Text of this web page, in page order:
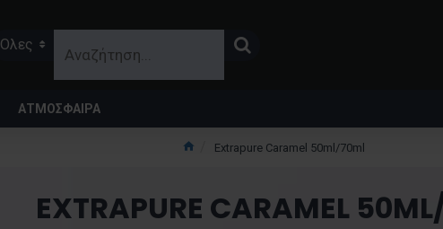
Ολες
ΑΤΜΟΣΦΑΙΡΑ
Extrapure Caramel 50ml/70ml
EXTRAPURE CARAMEL